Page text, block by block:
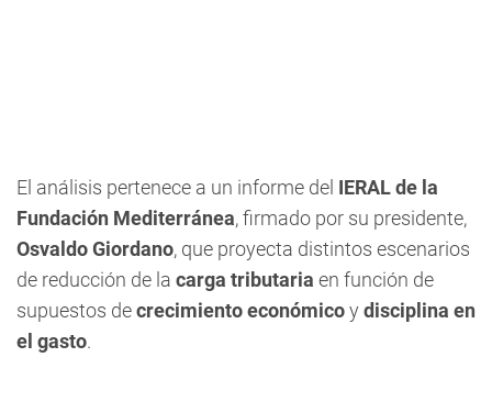
El análisis pertenece a un informe del IERAL de la
Fundación Mediterránea, firmado por su presidente,
Osvaldo Giordano, que proyecta distintos escenarios
de reducción de la carga tributaria en función de
supuestos decrecimiento económicoy disciplina en
el gasto.